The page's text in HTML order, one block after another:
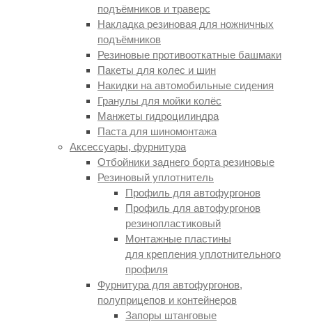
подъёмников и траверс
Накладка резиновая для ножничных
подъёмников
Резиновые противооткатные башмаки
Пакеты для колес и шин
Накидки на автомобильные сидения
Гранулы для мойки колёс
Манжеты гидроцилиндра
Паста для шиномонтажа
Аксессуары, фурнитура
Отбойники заднего борта резиновые
Резиновый уплотнитель
Профиль для автофургонов
Профиль для автофургонов
резинопластиковый
Монтажные пластины
для крепления уплотнительного
профиля
Фурнитура для автофургонов,
полуприцепов и контейнеров
Запоры штанговые